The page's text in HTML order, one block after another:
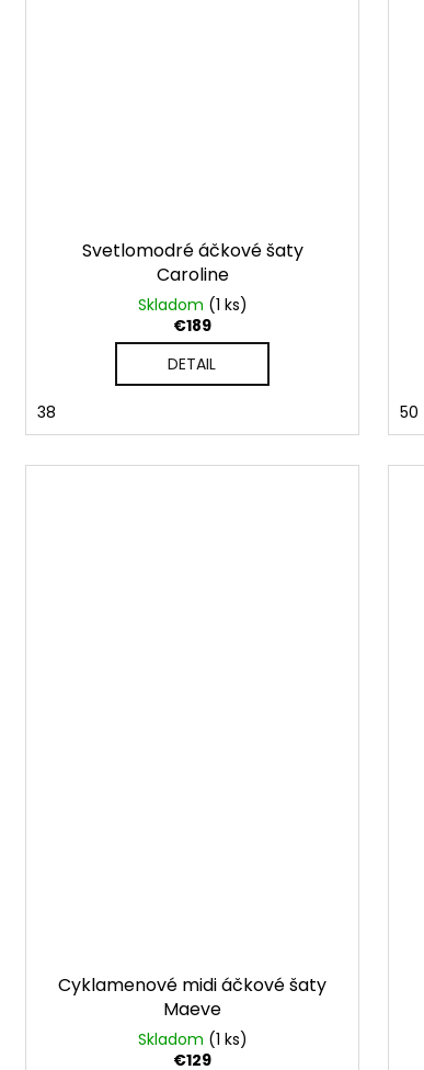
Svetlomodré áčkové šaty
Caroline
Skladom (1 ks)
€189
DETAIL
38 50
Cyklamenové midi áčkové šaty
Maeve
Skladom (1 ks)
€129